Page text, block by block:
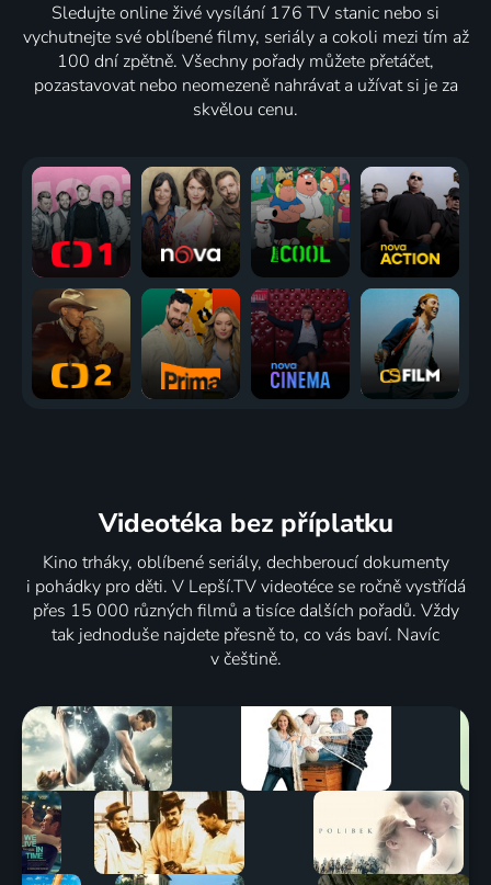
Sledujte online živé vysílání 176 TV stanic nebo si
vychutnejte své oblíbené filmy, seriály a cokoli mezi tím až
100 dní zpětně. Všechny pořady můžete přetáčet,
pozastavovat nebo neomezeně nahrávat a užívat si je za
skvělou cenu.
Videotéka bez příplatku
Kino trháky, oblíbené seriály, dechberoucí dokumenty
i pohádky pro děti. V Lepší.TV videotéce se ročně vystřídá
přes 15 000 různých filmů a tisíce dalších pořadů. Vždy
tak jednoduše najdete přesně to, co vás baví. Navíc
v češtině.